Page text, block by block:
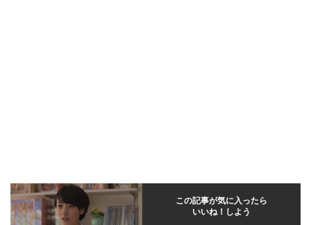
この記事が気に入ったら
いいね！しよう